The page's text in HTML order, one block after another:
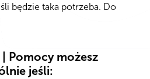
będzie taka potrzeba. Do
| Pomocy możesz
jeśli: